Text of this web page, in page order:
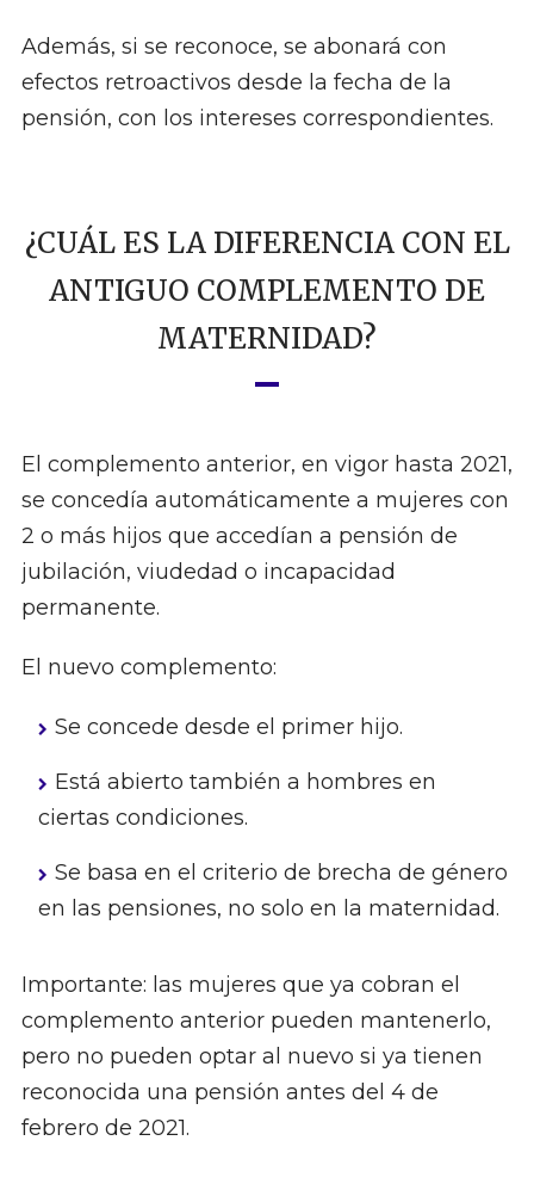
Además, si se reconoce, se abonará con
efectos retroactivos desde la fecha de la
pensión, con los intereses correspondientes.
¿CUÁL ES LA DIFERENCIA CON EL
ANTIGUO COMPLEMENTO DE
MATERNIDAD?
El complemento anterior, en vigor hasta 2021,
se concedía automáticamente a mujeres con
2 o más hijos que accedían a pensión de
jubilación, viudedad o incapacidad
permanente.
El nuevo complemento:
Se concede desde el primer hijo.
Está abierto también a hombres en
ciertas condiciones.
Se basa en el criterio de brecha de género
en las pensiones, no solo en la maternidad.
Importante: las mujeres que ya cobran el
complemento anterior pueden mantenerlo,
pero no pueden optar al nuevo si ya tienen
reconocida una pensión antes del 4 de
febrero de 2021.